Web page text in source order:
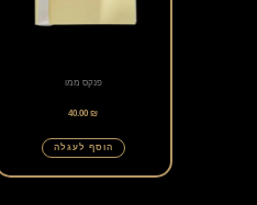
פנקס ממו
40.00₪
הוסף לעגלה